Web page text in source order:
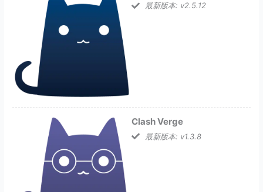
最新版本: v2.5.12
Clash Verge
最新版本: v1.3.8